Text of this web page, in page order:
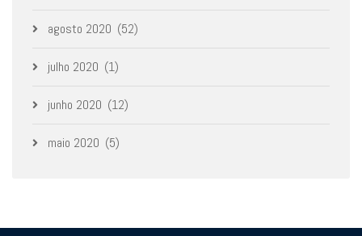
agosto 2020 (52)
julho 2020 (1)
junho 2020 (12)
maio 2020 (5)